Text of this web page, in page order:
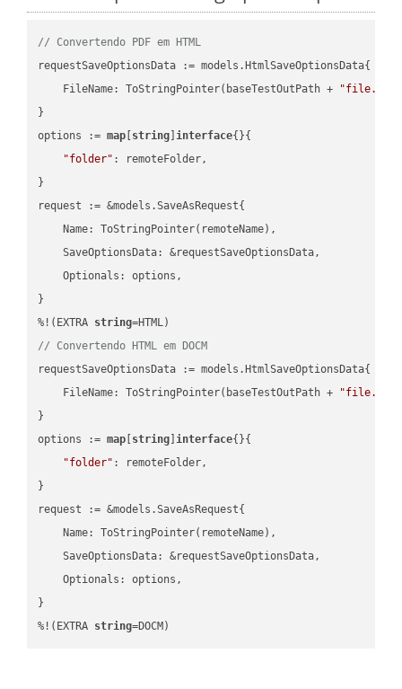
// Convertendo PDF em HTML
requestSaveOptionsData := models.HtmlSaveOptionsData{
    FileName: ToStringPointer(baseTestOutPath +
"file.PDF"
}
options := map string ]interface{}{
"folder" : remoteFolder,
}
request := &models.SaveAsRequest{
    Name: ToStringPointer(remoteName),
    SaveOptionsData: &requestSaveOptionsData,
    Optionals: options,
}
%!(EXTRA string
// Convertendo HTML em DOCM
requestSaveOptionsData := models.HtmlSaveOptionsData{
    FileName: ToStringPointer(baseTestOutPath +
}
options := map string ]interface{}{
"folder" : remoteFolder,
}
request := &models.SaveAsRequest{
    Name: ToStringPointer(remoteName),
    SaveOptionsData: &requestSaveOptionsData,
    Optionals: options,
}
%!(EXTRA string=DOCM)